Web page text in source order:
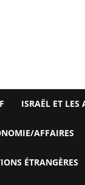
ISRAËL ET LES
AFFAIRES
ÉTRANGÈRES